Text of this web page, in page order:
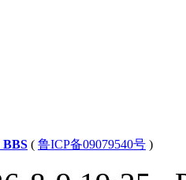
BBS ( 鲁ICP备09079540号 )